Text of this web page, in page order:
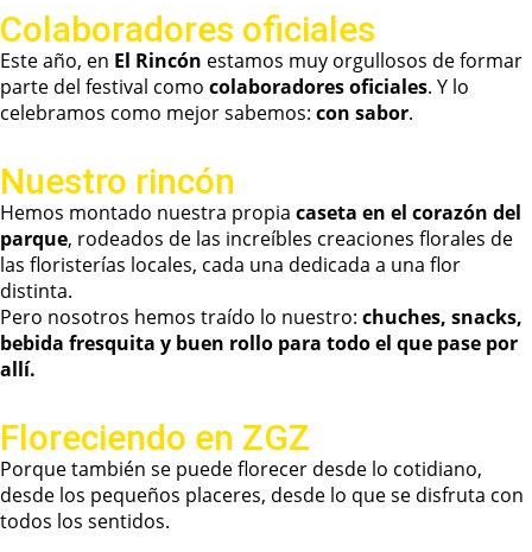
Colaboradores oficiales
Este año, en El Rincón estamos muy orgullosos de formar
parte del festival como colaboradores oficiales. Y lo
celebramos como mejor sabemos: con sabor.
Nuestro rincón
Hemos montado nuestra propia caseta en el corazón del
parque, rodeados de las increíbles creaciones florales de
las floristerías locales, cada una dedicada a una flor
distinta.
Pero nosotros hemos traído lo nuestro: chuches, snacks,
bebida fresquita y buen rollo para todo el que pase por
allí.
Floreciendo en ZGZ
Porque también se puede florecer desde lo cotidiano,
desde los pequeños placeres, desde lo que se disfruta con
todos los sentidos.